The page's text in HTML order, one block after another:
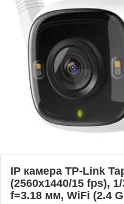
IP камера TP-Link
(2560x1440/15 fps),
f=3.18 мм, WiFi (2.4